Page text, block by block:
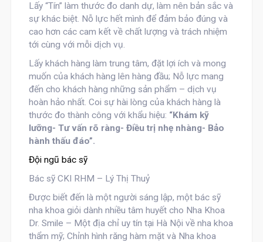
Lấy “Tín” làm thước đo danh dự, làm nên bản sắc và
sự khác biệt. Nỗ lực hết mình để đảm bảo đúng và
cao hơn các cam kết về chất lượng và trách nhiệm
tới cùng với mỗi dịch vụ.
Lấy khách hàng làm trung tâm, đặt lợi ích và mong
muốn của khách hàng lên hàng đầu; Nỗ lực mang
đến cho khách hàng những sản phẩm – dịch vụ
hoàn hảo nhất. Coi sự hài lòng của khách hàng là
thước đo thành công với khẩu hiệu: “Khám kỹ
lưỡng- Tư vấn rõ ràng- Điều trị nhẹ nhàng- Bảo
hành thấu đáo”.
Đội ngũ bác sỹ
Bác sỹ CKI RHM – Lý Thị Thuỷ
Được biết đến là một người sáng lập, một bác sỹ
nha khoa giỏi dành nhiều tâm huyết cho Nha Khoa
Dr. Smile – Một địa chỉ uy tín tại Hà Nội về nha khoa
thẩm mỹ; Chỉnh hình răng hàm mặt và Nha khoa